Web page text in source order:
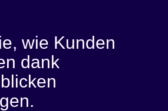
wie Kunden
dank